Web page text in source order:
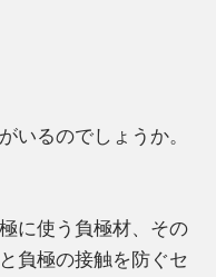
いるのでしょうか。
に使う負極材、その
負極の接触を防ぐセ